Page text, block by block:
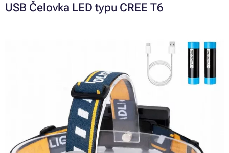
USB Čelovka LED typu CREE T6